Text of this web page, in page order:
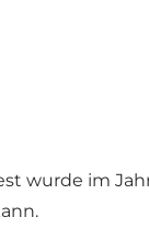
wurde im